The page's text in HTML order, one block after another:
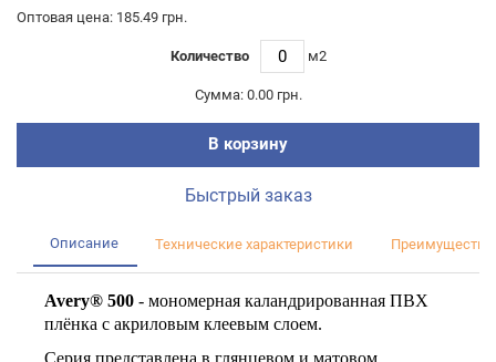
Оптовая цена: 185.49 грн.
Количество м2
Сумма: 0.00 грн.
В корзину
Быстрый заказ
Описание Технические характеристики Преимущества
Avery® 500 - мономерная каландрированная ПВХ
плёнка с акриловым клеевым слоем.
Серия представлена в глянцевом и матовом